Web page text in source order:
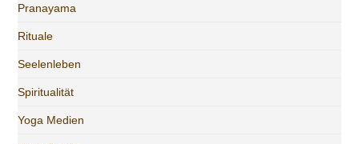
Pranayama
Rituale
Seelenleben
Spiritualität
Yoga Medien